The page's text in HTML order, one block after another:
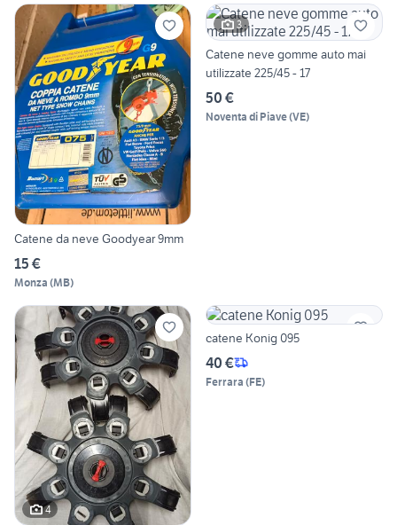
Catene da neve Goodyear 9mm
15 €
Monza (MB)
3
Catene neve gomme auto mai
utilizzate 225/45 - 17
50 €
Noventa di Piave(VE)
4
catene Konig 095
40 €
Ferrara (FE)